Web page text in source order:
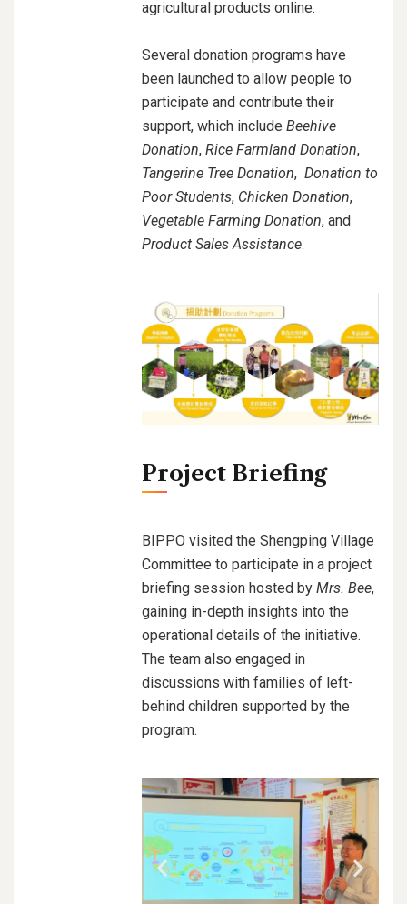
agricultural products online.
Several donation programs have
been launched to allow people to
participate and contribute their
support, which include Beehive
Donation, Rice Farmland Donation,
Tangerine Tree Donation, Donation to
Poor Students, Chicken Donation,
Vegetable Farming Donation, and
Product Sales Assistance.
Project Briefing
BIPPO visited the Shengping Village
Committee to participate in a project
briefing session hosted by Mrs. Bee,
gaining in-depth insights into the
operational details of the initiative.
The team also engaged in
discussions with families of left-
behind children supported by the
program.